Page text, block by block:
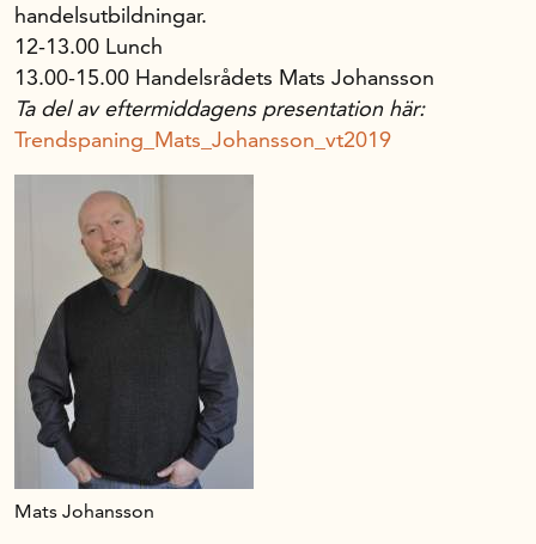
handelsutbildningar.
12-13.00 Lunch
13.00-15.00 Handelsrådets Mats Johansson
Ta del av eftermiddagens presentation här:
Trendspaning_Mats_Johansson_vt2019
Mats Johansson